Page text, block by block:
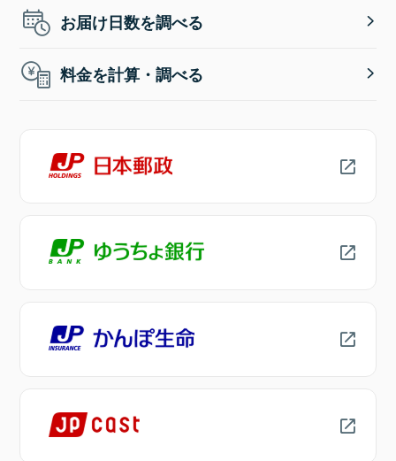
お届け日数を調べる
料金を計算・調べる